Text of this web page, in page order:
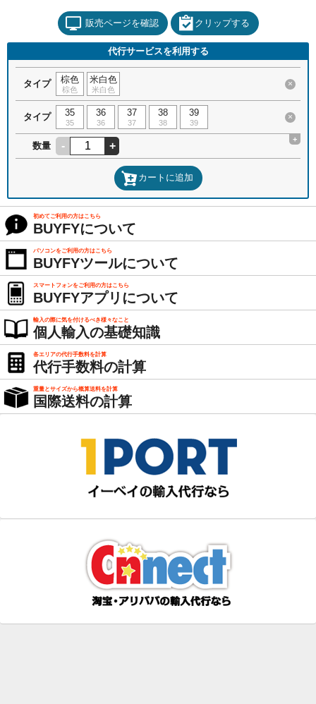
販売ページを確認 クリップする
代行サービスを利用する
タイプ 棕色
棕色
米白色
米白色
×
タイプ 35
35
36
36
37
37
38
38
39
39
×
数量 - +
+
カートに追加
初めてご利用の方はこちら
BUYFYについて
パソコンをご利用の方はこちら
BUYFYツールについて
スマートフォンをご利用の方はこちら
BUYFYアプリについて
輸入の際に気を付けるべき様々なこと
個人輸入の基礎知識
各エリアの代行手数料を計算
代行手数料の計算
重量とサイズから概算送料を計算
国際送料の計算